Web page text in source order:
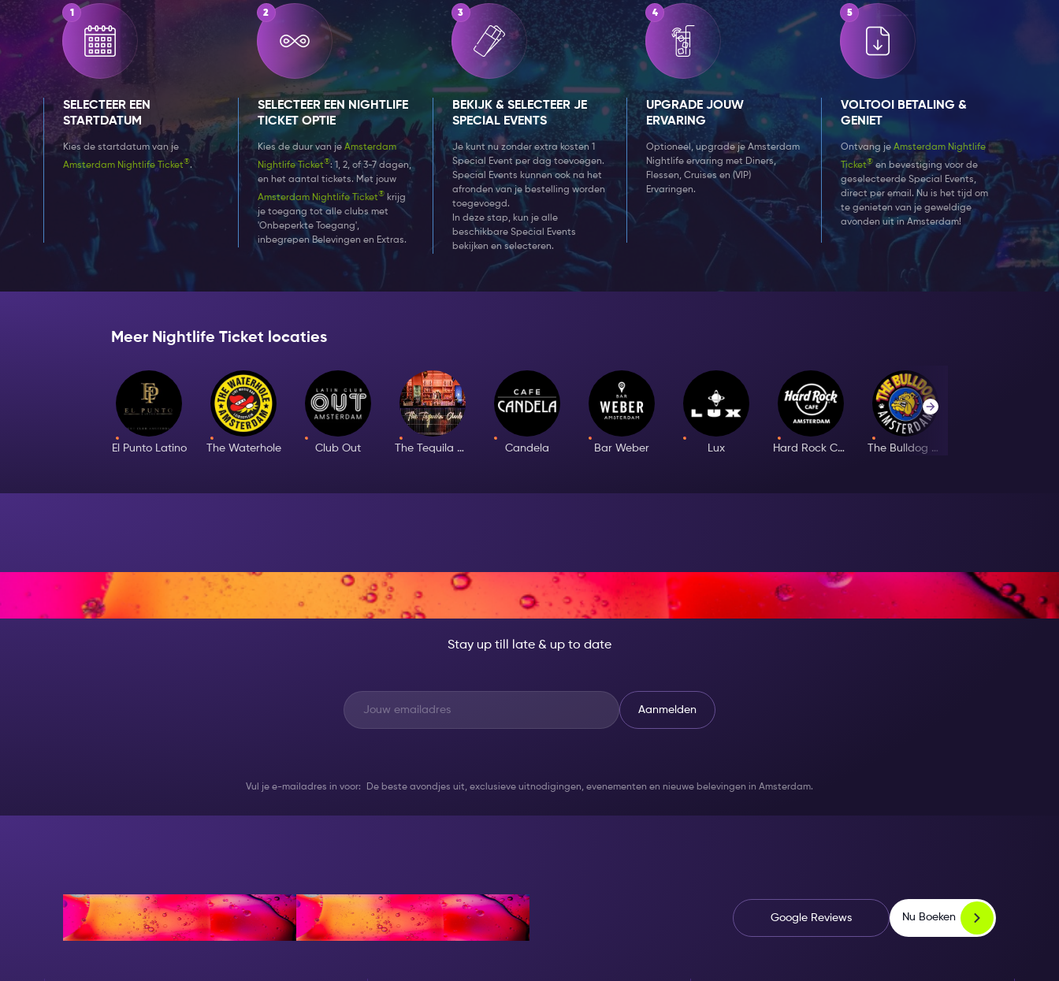
SELECTEER EEN
STARTDATUM
Kies de startdatum van je
Amsterdam Nightlife Ticket®.
SELECTEER EEN NIGHTLIFE
TICKET OPTIE
Kies de duur van je Amsterdam
Nightlife Ticket®: 1, 2, of 3-7 dagen,
en het aantal tickets. Met jouw
Amsterdam Nightlife Ticket®krijg
je toegang tot alle clubs met
'Onbeperkte Toegang',
inbegrepen Belevingen en Extras.
BEKIJK & SELECTEER JE
SPECIAL EVENTS
Je kunt nu zonder extra kosten 1
Special Event per dag toevoegen.
Special Events kunnen ook na het
afronden van je bestelling worden
toegevoegd.
In deze stap, kun je alle
beschikbare Special Events
bekijken en selecteren.
UPGRADE JOUW
ERVARING
Optioneel, upgrade je Amsterdam
Nightlife ervaring met Diners,
Flessen, Cruises en (VIP)
Ervaringen.
VOLTOOI BETALING &
GENIET
Ontvang jeAmsterdam Nightlife
Ticket® en bevestiging voor de
geselecteerde Special Events,
direct per email. Nu is het tijd om
te genieten van je geweldige
avonden uit in Amsterdam!
Meer Nightlife Ticket locaties
El Punto Latino The Waterhole Club Out The Tequila Club Candela Bar Weber Lux Hard Rock Cafe The Bulldog Palace
AT NIGHT, BECOME SOMEONE GREAT!
Stay up till late & up to date
Aanmelden
Vul je e-mailadres in voor: De beste avondjes uit, exclusieve uitnodigingen, evenementen en nieuwe belevingen in Amsterdam.
Reviews Google Reviews Nu Boeken